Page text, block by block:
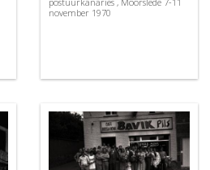
november 1970